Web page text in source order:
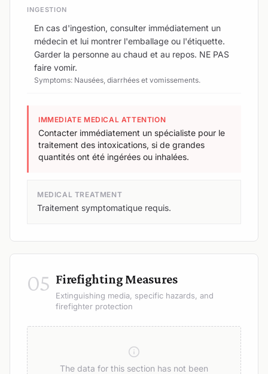
INGESTION
En cas d'ingestion, consulter immédiatement un
médecin et lui montrer l'emballage ou l'étiquette.
Garder la personne au chaud et au repos. NE PAS
faire vomir.
Symptoms: Nausées, diarrhées et vomissements.
IMMEDIATE MEDICAL ATTENTION
Contacter immédiatement un spécialiste pour le
traitement des intoxications, si de grandes
quantités ont été ingérées ou inhalées.
MEDICAL TREATMENT
Traitement symptomatique requis.
05 Firefighting Measures
Extinguishing media, specific hazards, and
firefighter protection
The data for this section has not been